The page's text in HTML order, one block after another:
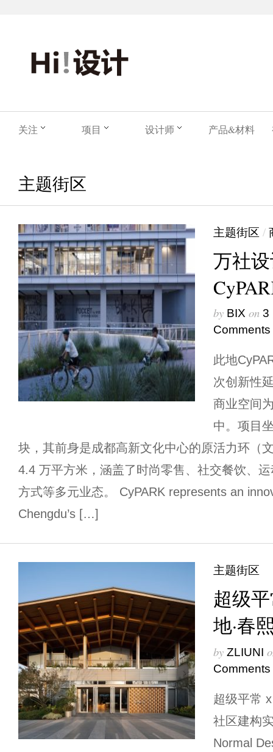
关注 项目 设计师 产品&材料
主题街区
主题街区 /
万社
by BIX on 3
Comments
此地
次创新性
商业空间
中。项目
块，其前身是成都高新文化中心的原活力环（
4.4 万平方米，涵盖了时尚零售、社交餐饮、
方式等多元业态。 CyPARK represents an
Chengdu’s […]
主题街区
超级
地·春
by ZLIUNI
Comments
超级平常
社区建构
Normal